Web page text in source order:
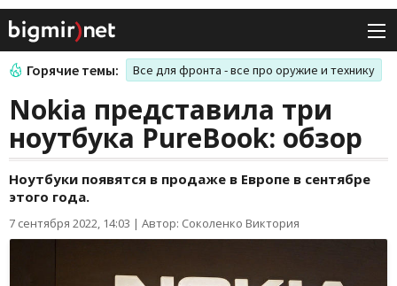
Горячие темы: Все для фронта - все про оружие и технику
Nokia представила три
ноутбука PureBook: обзор
Ноутбуки появятся в продаже в Европе в сентябре
этого года.
7 сентября 2022, 14:03 | Автор: Соколенко Виктория